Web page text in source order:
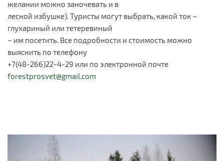
желании можно заночевать и в
лесной избушке). Туристы могут выбрать, какой ток –
глухариный или тетеревиный
– им посетить. Все подробности и стоимость можно
выяснить по телефону
+7(48-266)22-4-29 или по электронной почте
forestprosvet@gmail.com